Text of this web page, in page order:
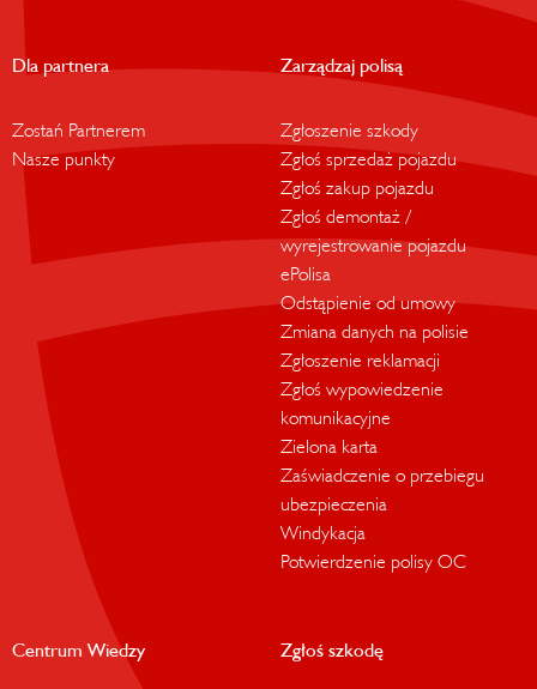
Dla partnera
Zostań Partnerem
Nasze punkty
Zarządzaj polisą
Zgłoszenie szkody
Zgłoś sprzedaż pojazdu
Zgłoś zakup pojazdu
Zgłoś demontaż /
wyrejestrowanie pojazdu
ePolisa
Odstąpienie od umowy
Zmiana danych na polisie
Zgłoszenie reklamacji
Zgłoś wypowiedzenie
komunikacyjne
Zielona karta
Zaświadczenie o przebiegu
ubezpieczenia
Windykacja
Potwierdzenie polisy OC
Centrum Wiedzy Zgłoś szkodę